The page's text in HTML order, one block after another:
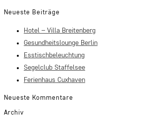
Neueste Beiträge
Hotel – Villa Breitenberg
Gesundheitslounge Berlin
Esstischbeleuchtung
Segelclub Staffelsee
Ferienhaus Cuxhaven
Neueste Kommentare
Archiv